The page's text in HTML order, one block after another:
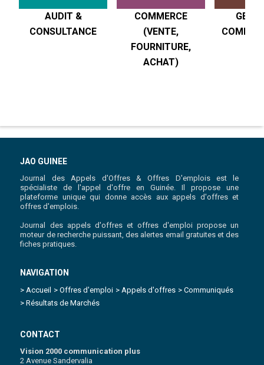
AUDIT &
CONSULTANCE
COMMERCE
(VENTE,
FOURNITURE,
ACHAT)
JAO GUINEE
Journal des Appels d'Offres & Offres D'emplois est le
spécialiste de l'appel d'offre en Guinée. Il propose une
plateforme unique qui donne accès aux appels d'offres et
offres d'emplois.
Journal des appels d'offres et offres d'emploi propose un
moteur de recherche puissant, des alertes email gratuites et des
fiches pratiques.
NAVIGATION
> Accueil > Offres d'emploi > Appels d'offres > Communiqués
> Résultats de Marchés
CONTACT
Vision 2000 communication plus
2 Avenue Sandervalia